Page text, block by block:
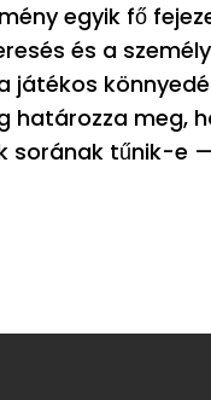
egyik fő
és a
játékos
határozza meg,
sorának tűnik-e